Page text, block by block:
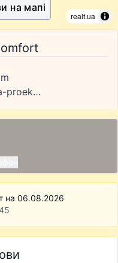
realt.ua
на мапі
parus-city.lviv.ua/storinka-proektu/parus-city-comfort
на 06.08.2026